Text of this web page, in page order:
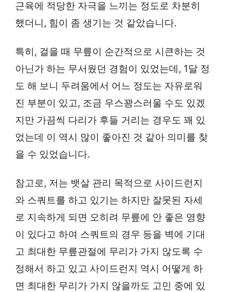
근육에 적당한 자극을 느끼는 정도로 차분히
했더니, 힘이 좀 생기는 것 같았습니다.
특히, 걸을 때 무릎이 순간적으로 시큰하는 것
아닌가 하는 무서웠던 경험이 있었는데, 1달 정
도 해 보니 두려움에서 어느 정도는 자유로워
진 부분이 있고, 조금 우스꽝스러울 수도 있겠
지만 가끔씩 다리가 후들 거리는 경우도 꽤 있
었는데 이 역시 많이 좋아진 것 같아 의미를 찾
을 수 있었습니다.
참고로, 저는 뱃살 관리 목적으로 사이드런지
와 스쿼트를 하고 있기는 하지만 잘못된 자세
로 지속하게 되면 오히려 무릎에 안 좋은 영향
이 있다고 하여 스쿼트의 경우 등을 벽에 기대
고 최대한 무릎관절에 무리가 가지 않도록 수
정해서 하고 있고 사이드런지 역시 어떻게 하
면 최대한 무리가 가지 않을까도 고민 중에 있